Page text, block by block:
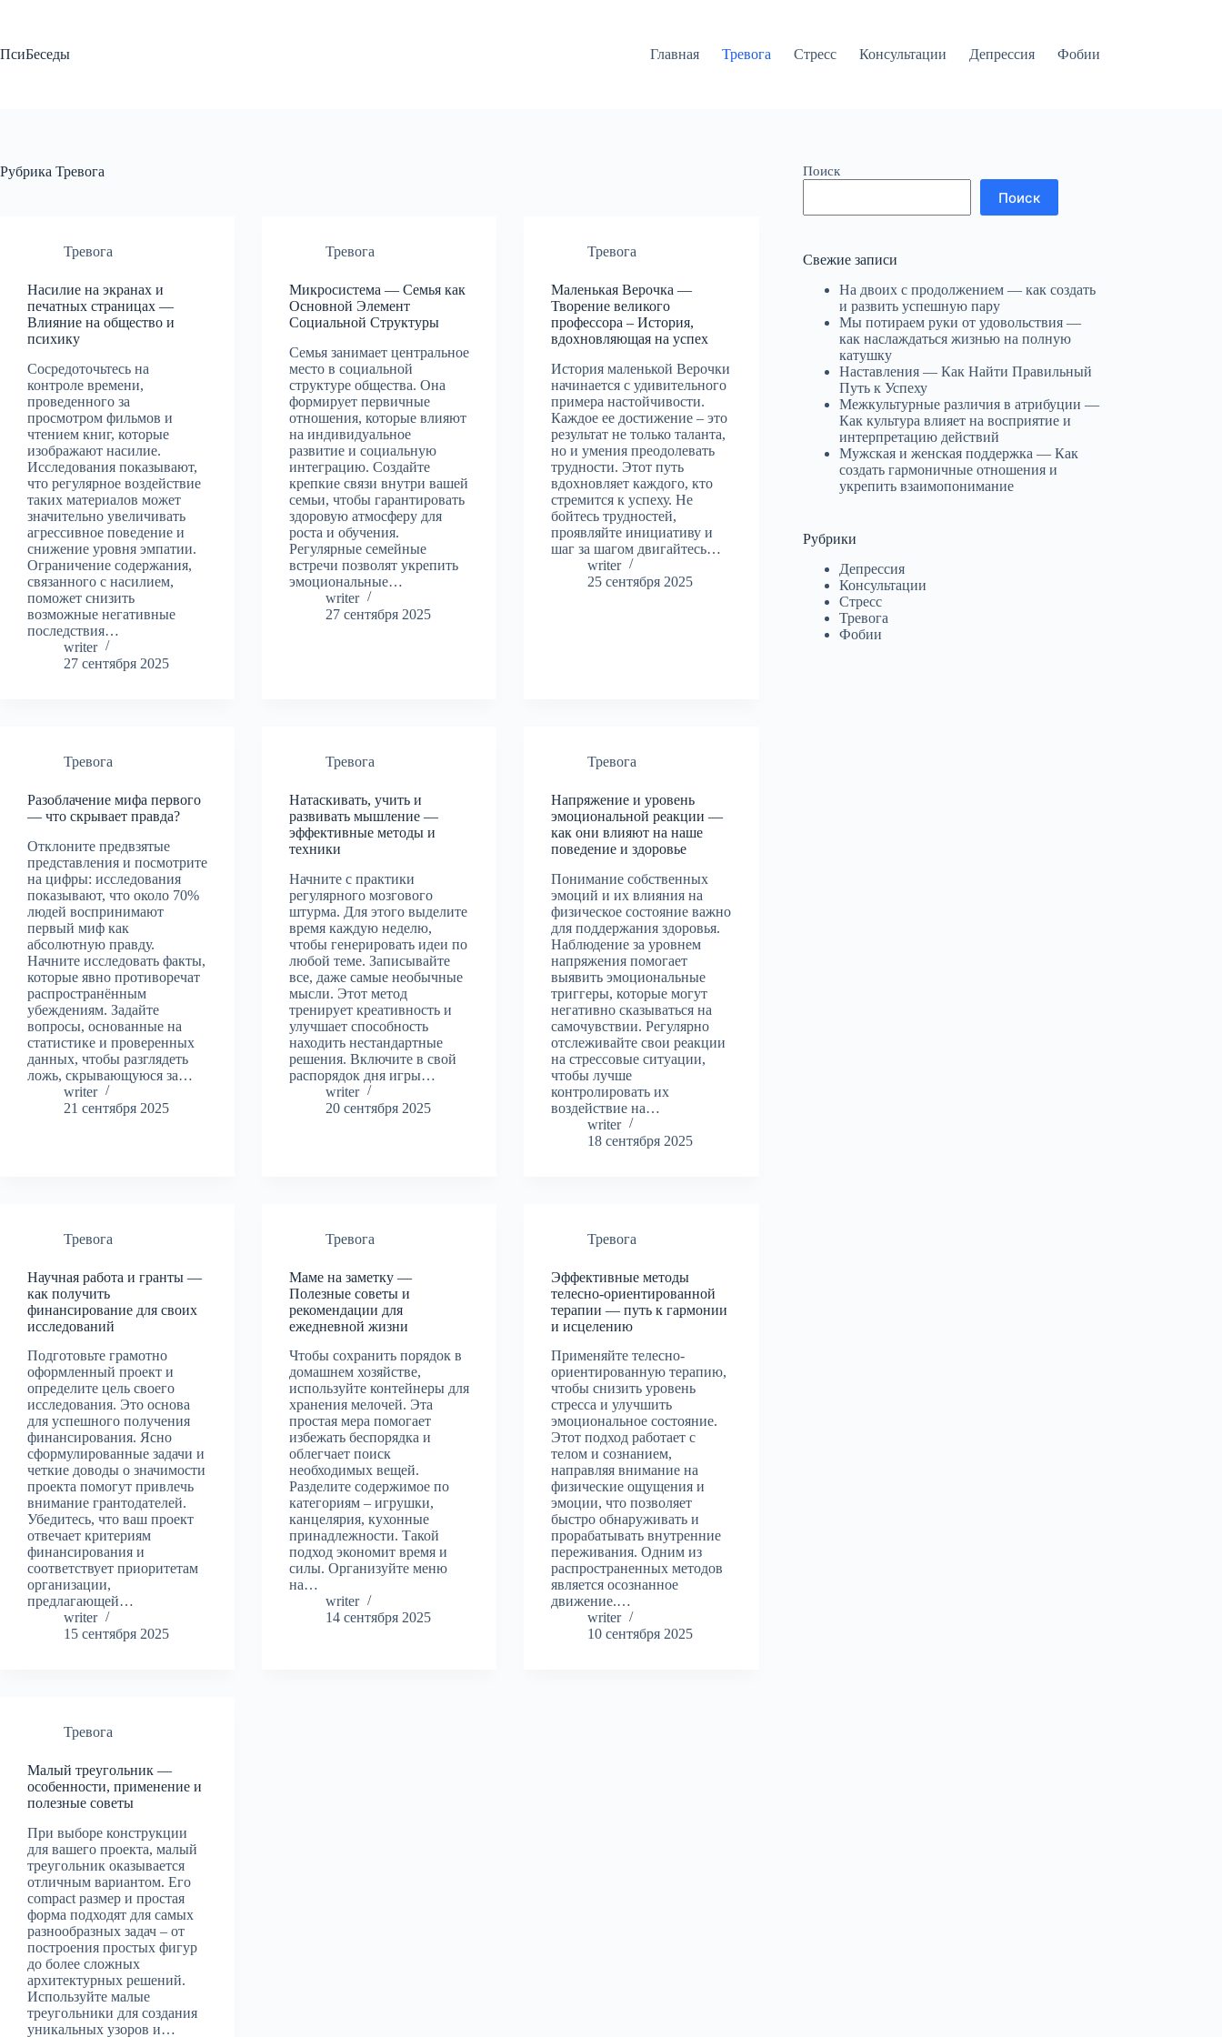
ПсиБеседы
Главная Тревога Стресс Консультации Депрессия Фобии
Рубрика Тревога
Тревога
Насилие на экранах и
печатных страницах —
Влияние на общество и
психику
Сосредоточьтесь на
контроле времени,
проведенного за
просмотром фильмов и
чтением книг, которые
изображают насилие.
Исследования показывают,
что регулярное воздействие
таких материалов может
значительно увеличивать
агрессивное поведение и
снижение уровня эмпатии.
Ограничение содержания,
связанного с насилием,
поможет снизить
возможные негативные
последствия…
writer
27 сентября 2025
Тревога
Микросистема — Семья как
Основной Элемент
Социальной Структуры
Семья занимает центральное
место в социальной
структуре общества. Она
формирует первичные
отношения, которые влияют
на индивидуальное
развитие и социальную
интеграцию. Создайте
крепкие связи внутри вашей
семьи, чтобы гарантировать
здоровую атмосферу для
роста и обучения.
Регулярные семейные
встречи позволят укрепить
эмоциональные…
writer
27 сентября 2025
Тревога
Маленькая Верочка —
Творение великого
профессора – История,
вдохновляющая на успех
История маленькой Верочки
начинается с удивительного
примера настойчивости.
Каждое ее достижение – это
результат не только таланта,
но и умения преодолевать
трудности. Этот путь
вдохновляет каждого, кто
стремится к успеху. Не
бойтесь трудностей,
проявляйте инициативу и
шаг за шагом двигайтесь…
writer
25 сентября 2025
Тревога
Разоблачение мифа первого
— что скрывает правда?
Отклоните предвзятые
представления и посмотрите
на цифры: исследования
показывают, что около 70%
людей воспринимают
первый миф как
абсолютную правду.
Начните исследовать факты,
которые явно противоречат
распространённым
убеждениям. Задайте
вопросы, основанные на
статистике и проверенных
данных, чтобы разглядеть
ложь, скрывающуюся за…
writer
21 сентября 2025
Тревога
Натаскивать, учить и
развивать мышление —
эффективные методы и
техники
Начните с практики
регулярного мозгового
штурма. Для этого выделите
время каждую неделю,
чтобы генерировать идеи по
любой теме. Записывайте
все, даже самые необычные
мысли. Этот метод
тренирует креативность и
улучшает способность
находить нестандартные
решения. Включите в свой
распорядок дня игры…
writer
20 сентября 2025
Тревога
Напряжение и уровень
эмоциональной реакции —
как они влияют на наше
поведение и здоровье
Понимание собственных
эмоций и их влияния на
физическое состояние важно
для поддержания здоровья.
Наблюдение за уровнем
напряжения помогает
выявить эмоциональные
триггеры, которые могут
негативно сказываться на
самочувствии. Регулярно
отслеживайте свои реакции
на стрессовые ситуации,
чтобы лучше
контролировать их
воздействие на…
writer
18 сентября 2025
Тревога
Научная работа и гранты —
как получить
финансирование для своих
исследований
Подготовьте грамотно
оформленный проект и
определите цель своего
исследования. Это основа
для успешного получения
финансирования. Ясно
сформулированные задачи и
четкие доводы о значимости
проекта помогут привлечь
внимание грантодателей.
Убедитесь, что ваш проект
отвечает критериям
финансирования и
соответствует приоритетам
организации,
предлагающей…
writer
15 сентября 2025
Тревога
Маме на заметку —
Полезные советы и
рекомендации для
ежедневной жизни
Чтобы сохранить порядок в
домашнем хозяйстве,
используйте контейнеры для
хранения мелочей. Эта
простая мера помогает
избежать беспорядка и
облегчает поиск
необходимых вещей.
Разделите содержимое по
категориям – игрушки,
канцелярия, кухонные
принадлежности. Такой
подход экономит время и
силы. Организуйте меню
на…
writer
14 сентября 2025
Тревога
Эффективные методы
телесно-ориентированной
терапии — путь к гармонии
и исцелению
Применяйте телесно-
ориентированную терапию,
чтобы снизить уровень
стресса и улучшить
эмоциональное состояние.
Этот подход работает с
телом и сознанием,
направляя внимание на
физические ощущения и
эмоции, что позволяет
быстро обнаруживать и
прорабатывать внутренние
переживания. Одним из
распространенных методов
является осознанное
движение.…
writer
10 сентября 2025
Тревога
Малый треугольник —
особенности, применение и
полезные советы
При выборе конструкции
для вашего проекта, малый
треугольник оказывается
отличным вариантом. Его
compact размер и простая
форма подходят для самых
разнообразных задач – от
построения простых фигур
до более сложных
архитектурных решений.
Используйте малые
треугольники для создания
уникальных узоров и…
Поиск
Поиск
Свежие записи
На двоих с продолжением — как создать
и развить успешную пару
Мы потираем руки от удовольствия —
как наслаждаться жизнью на полную
катушку
Наставления — Как Найти Правильный
Путь к Успеху
Межкультурные различия в атрибуции —
Как культура влияет на восприятие и
интерпретацию действий
Мужская и женская поддержка — Как
создать гармоничные отношения и
укрепить взаимопонимание
Рубрики
Депрессия
Консультации
Стресс
Тревога
Фобии